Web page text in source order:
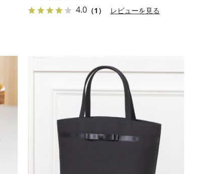
4.0（1） レビューを見る